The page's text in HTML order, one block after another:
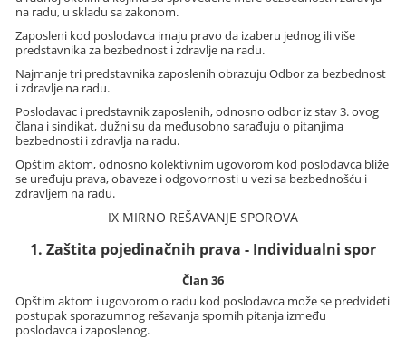
na radu, u skladu sa zakonom.
Zaposleni kod poslodavca imaju pravo da izaberu jednog ili više
predstavnika za bezbednost i zdravlje na radu.
Najmanje tri predstavnika zaposlenih obrazuju Odbor za bezbednost
i zdravlje na radu.
Poslodavac i predstavnik zaposlenih, odnosno odbor iz stav 3. ovog
člana i sindikat, dužni su da međusobno sarađuju o pitanjima
bezbednosti i zdravlja na radu.
Opštim aktom, odnosno kolektivnim ugovorom kod poslodavca bliže
se uređuju prava, obaveze i odgovornosti u vezi sa bezbednošću i
zdravljem na radu.
IX MIRNO REŠAVANJE SPOROVA
1. Zaštita pojedinačnih prava - Individualni spor
Član 36
Opštim aktom i ugovorom o radu kod poslodavca može se predvideti
postupak sporazumnog rešavanja spornih pitanja između
poslodavca i zaposlenog.